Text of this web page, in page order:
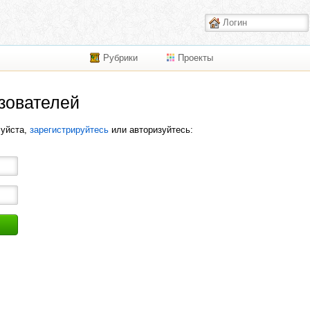
Рубрики Проекты
зарегистрируйтесь или авторизуйтесь: